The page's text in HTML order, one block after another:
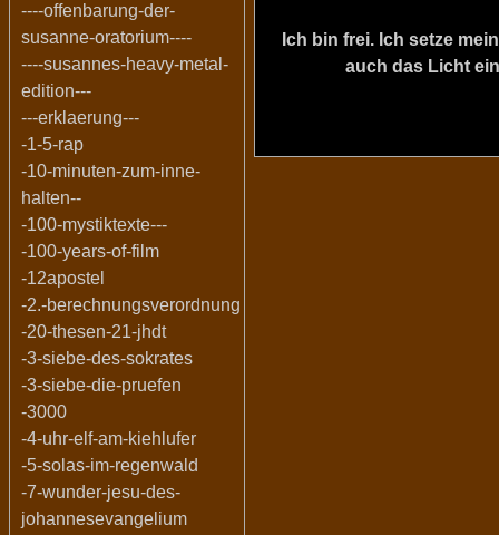
----offenbarung-der-
susanne-oratorium----
----susannes-heavy-metal-
edition---
---erklaerung---
-1-5-rap
-10-minuten-zum-inne-
halten--
-100-mystiktexte---
-100-years-of-film
-12apostel
-2.-berechnungsverordnung
-20-thesen-21-jhdt
-3-siebe-des-sokrates
-3-siebe-die-pruefen
-3000
-4-uhr-elf-am-kiehlufer
-5-solas-im-regenwald
-7-wunder-jesu-des-
johannesevangelium
Ich bin frei. Ich setze
auch das Licht